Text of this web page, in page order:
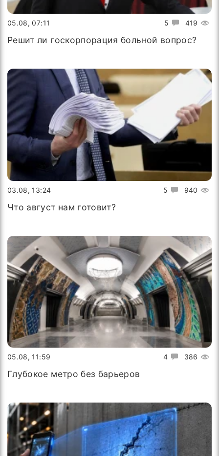
5 419
05.08, 07:11
Решит ли госкорпорация больной вопрос?
5 940
03.08, 13:24
Что август нам готовит?
4 386
05.08, 11:59
Глубокое метро без барьеров